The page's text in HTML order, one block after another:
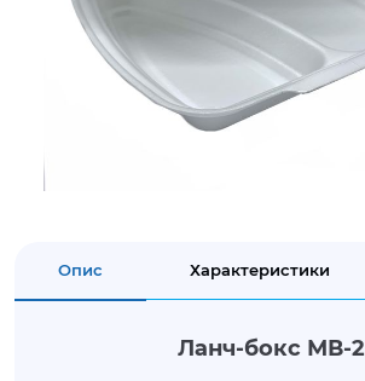
Опис Характеристики
Ланч-бокс МВ-2